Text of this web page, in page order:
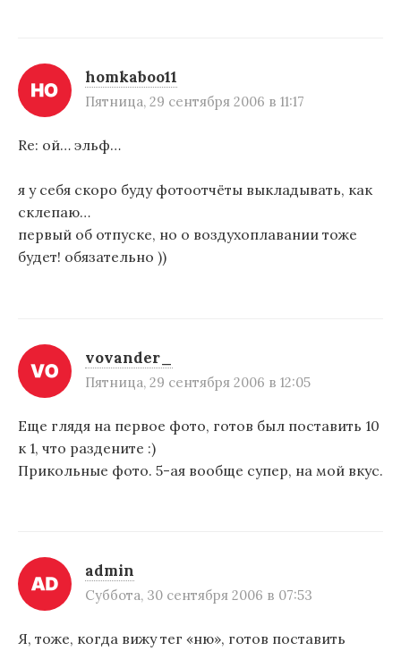
homkaboo11
Пятница, 29 сентября 2006 в 11:17
Re: ой… эльф…
я у себя скоро буду фотоотчёты выкладывать, как
склепаю…
первый об отпуске, но о воздухоплавании тоже
будет! обязательно ))
vovander_
Пятница, 29 сентября 2006 в 12:05
Еще глядя на первое фото, готов был поставить 10
к 1, что раздените :)
Прикольные фото. 5-ая вообще супер, на мой вкус.
admin
Суббота, 30 сентября 2006 в 07:53
Я, тоже, когда вижу тег «ню», готов поставить